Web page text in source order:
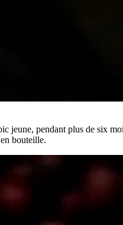
jeune, pendant plus de six
bouteille.